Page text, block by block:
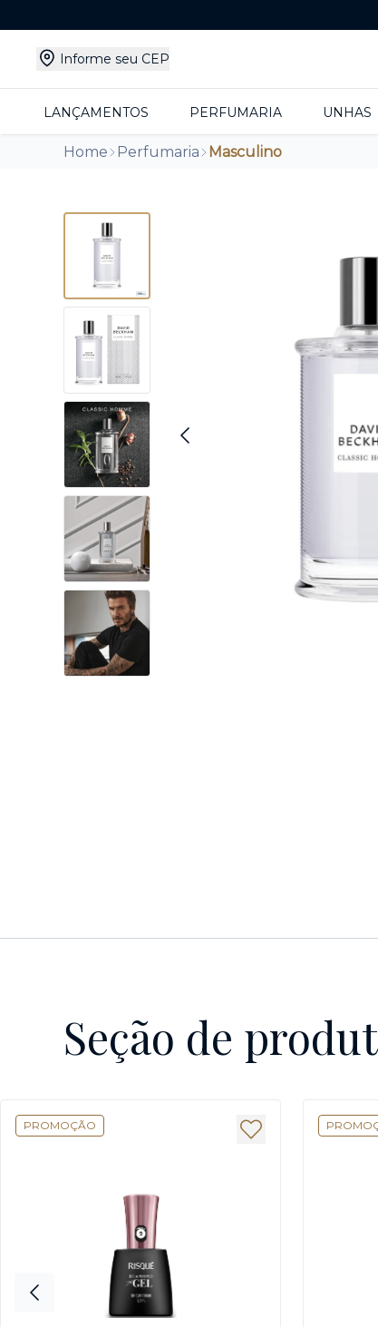
Informe seu CEP
LANÇAMENTOS PERFUMARIA UNHAS
Home Perfumaria Masculino
Seção de
PROMOÇÃO